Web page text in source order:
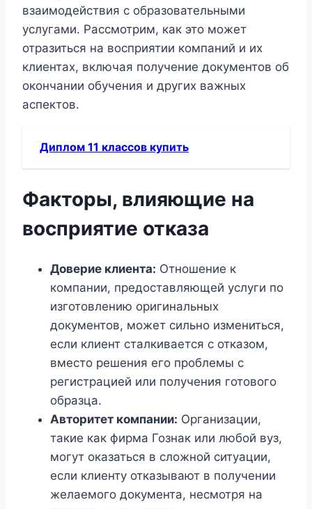
взаимодействия с образовательными
услугами. Рассмотрим, как это может
отразиться на восприятии компаний и их
клиентах, включая получение документов об
окончании обучения и других важных
аспектов.
Диплом 11 классов купить
Факторы, влияющие на
восприятие отказа
Доверие клиента: Отношение к
компании, предоставляющей услуги по
изготовлению оригинальных
документов, может сильно измениться,
если клиент сталкивается с отказом,
вместо решения его проблемы с
регистрацией или получения готового
образца.
Авторитет компании: Организации,
такие как фирма Гознак или любой вуз,
могут оказаться в сложной ситуации,
если клиенту отказывают в получении
желаемого документа, несмотря на